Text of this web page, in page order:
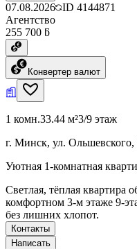
07.08.2026 ID 4144871
Агентство
255 700 ƃ
Конвертер валют
1 комн.33.44 м²3/9 этаж
г. Минск, ул. Ольшевского,
Уютная 1-комнатная
Светлая, тёплая квартира
комфортном 3-м этаже 9-
без лишних хлопот.
Контакты
Написать